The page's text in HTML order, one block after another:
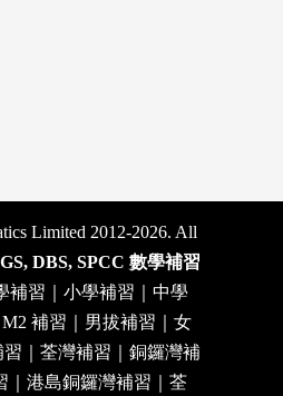
Limited 2012-2026. All
DBS, SPCC 數學補習
補習｜小學補習｜中學
補習｜男拔補習｜女
習｜荃灣補習｜銅鑼灣補
｜港島銅鑼灣補習｜荃